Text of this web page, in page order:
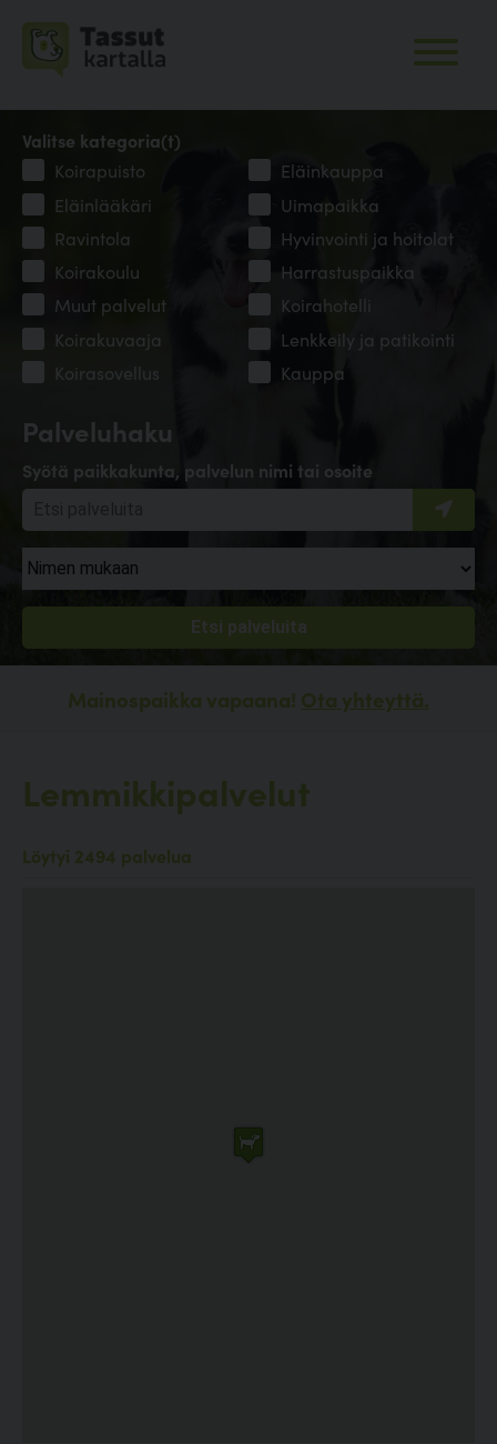
Palveluhaku
Syötä paikkakunta, palvelun nimi tai osoite
Valitse kategoria(t)
Koirapuisto
Eläinkauppa
Eläinlääkäri
Uimapaikka
Ravintola
Hyvinvointi ja hoitolat
Koirakoulu
Harrastuspaikka
Muut palvelut
Koirahotelli
Koirakuvaaja
Lenkkeily ja patikointi
Koirasovellus
Kauppa
Mainospaikka vapaana! Ota yhteyttä.
Lemmikkipalvelut
Löytyi 2494 palvelua